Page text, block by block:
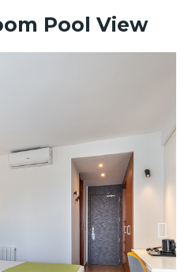
Pool View